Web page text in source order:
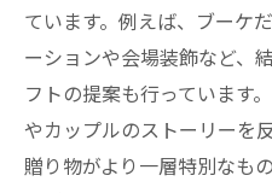
ています。例えば、ブーケ
ーションや会場装飾など、
フトの提案も行っています
やカップルのストーリーを
贈り物がより一層特別なも